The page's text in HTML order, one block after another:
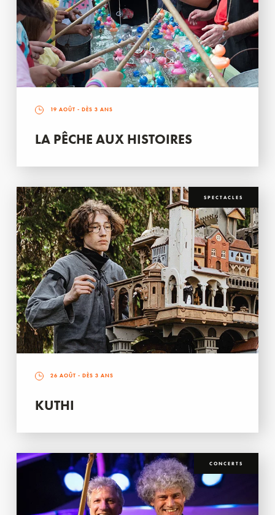
19 AOÛT - DÈS 3 ANS
LA PÊCHE AUX HISTOIRES
SPECTACLES
26 AOÛT - DÈS 3 ANS
KUTHI
CONCERTS